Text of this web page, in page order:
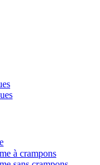
à crampons